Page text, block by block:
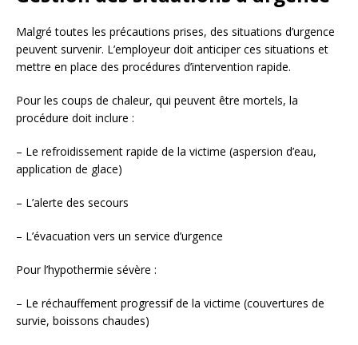
Malgré toutes les précautions prises, des situations d’urgence
peuvent survenir. L’employeur doit anticiper ces situations et
mettre en place des procédures d’intervention rapide.
Pour les coups de chaleur, qui peuvent être mortels, la
procédure doit inclure :
– Le refroidissement rapide de la victime (aspersion d’eau,
application de glace)
– L’alerte des secours
– L’évacuation vers un service d’urgence
Pour l’hypothermie sévère :
– Le réchauffement progressif de la victime (couvertures de
survie, boissons chaudes)